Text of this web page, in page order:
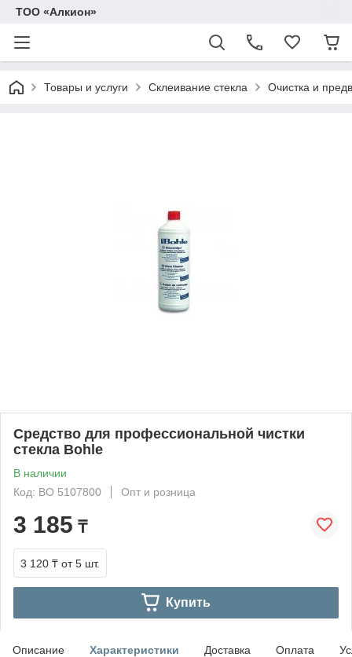
ТОО «Алкион»
Товары и услуги Склеивание стекла Очистка и
Средство для профессиональной чистки
стекла Bohle
В наличии
Код: BO 5107800
Опт и розница
3 185 ₸
3 120 ₸ от 5 шт.
Купить
Описание Характеристики Доставка Оплата